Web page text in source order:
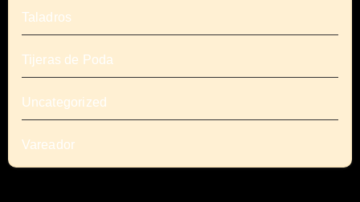
Taladros
Tijeras de Poda
Uncategorized
Vareador